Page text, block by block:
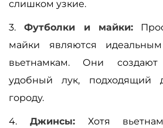
слишком узкие.
3. Футболки и майки:
майки являются
вьетнамкам. Они
удобный лук, подходящий
городу.
4. Джинсы: Хотя